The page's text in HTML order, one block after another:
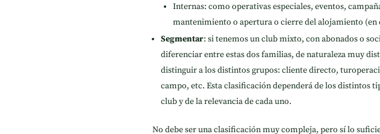
Internas: como operativas especiales, eventos,
mantenimiento o apertura o cierre del alojamiento (en
Segmentar: si tenemos un club mixto, con abonados o
diferenciar entre estas dos familias, de naturaleza muy
distinguir a los distintos grupos: cliente directo,
campo, etc. Esta clasificación dependerá de los distintos
club y de la relevancia de cada uno.
No debe ser una clasificación muy compleja, pero sí lo